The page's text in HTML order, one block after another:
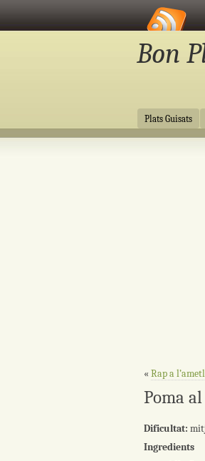
Vés al
Bon
Vés al contingut
Plats Guisats
« Rap a
Poma
Dificultat:
Ingredients